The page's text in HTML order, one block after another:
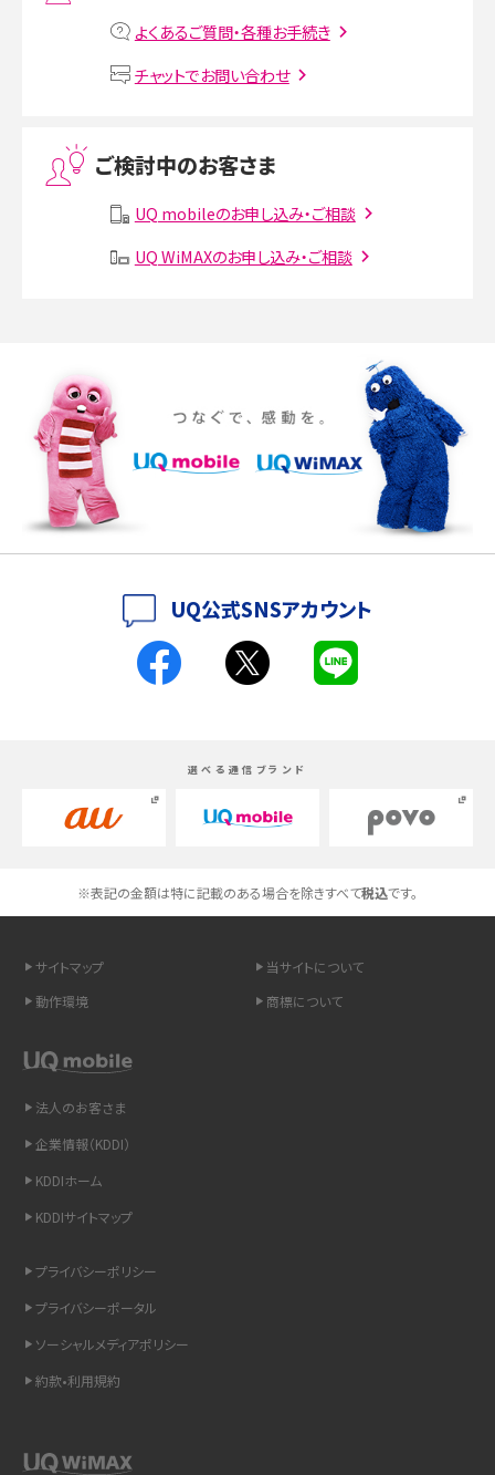
VPN接続とは？仕組みや必要性、メリット・デメリット、接続方法を解説
Instagram（インスタグラム）でスクショするとバレる？バレるケースや撮り方も解
SMSとは？料金やできること、注意点や届かない時の対処法を解説
iPhone 16eとiPhone SE（第3世代）の違いは？サイズやスペックを比較して解説
iPhone 16eとiPhone 14を徹底比較！スペック・機能の違いをわかりやすく紹介
iPhone 16シリーズのモデルを比較！価格・サイズ・カメラ性能の違いを徹底解説
iPhone 16とiPhone 15の違いは？カメラ・スペック・機能を徹底比較
スマホが高い理由は？購入費用を抑える方法や端末を選ぶ時の注意点を解説！
高校生にスマホ制限は必要？所持率やメリット・デメリットを詳しく紹介
スマホのネット通信速度が遅い原因は？すぐできる対処法や見直すポイントを解
iCloudの使用容量を減らす9つの方法！使用状況の確認手順も紹介
インスタのDMの送り方は？便利機能の使い方や注意点をわかりやすく解説
よくあるご質問・各種お手続き
チャットでお問い合わせ
ご検討中のお客さま
UQ mobileのお申し込み・ご相談
UQ WiMAXのお申し込み・ご相談
UQ公式SNSアカウント
選べる通信ブランド
※表記の金額は特に記載のある場合を除きすべて税込です。
サイトマップ
当サイトについて
動作環境
商標について
法人のお客さま
企業情報（KDDI）
KDDIホーム
KDDIサイトマップ
プライバシーポリシー
プライバシーポータル
ソーシャルメディアポリシー
約款•利用規約